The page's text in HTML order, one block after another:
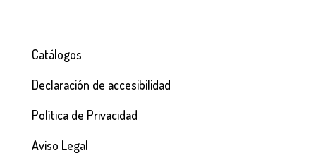
Catálogos
Declaración de accesibilidad
Política de Privacidad
Aviso Legal